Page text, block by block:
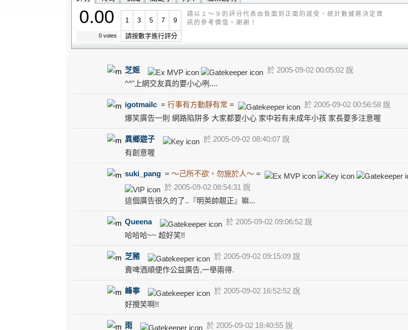
0.00
0 votes
1 3 5 7 9
請按數字進行評分
請以１～９的評分代表由負面到正面的感受，統計數據將決定資
訊的參考價值。謝謝！
芝姬
於 2005-09-02 00:05:02 說
^^"上網交友真的要小心咧....
igotmailc = 行事有方動靜有常 =
於 2005-09-02 00:56:58 說
爆笑廣告一則 網路陷阱多 大家都要小心 家中若有未成年小孩 家長要多注意喔
異鄉遊子
於 2005-09-02 08:40:07 說
有創意喔
suki_pang = ～己所不欲，勿施於人～=
於 2005-09-02 08:54:31 說
這個廣告很久的了..『明英帥靚正』嘛...
Queena
於 2005-09-02 09:06:52 說
哈哈哈~~ 超好笑!!
芝豬
於 2005-09-02 09:15:09 說
賣啤酒順便作公益廣告,一舉兩得.
峰寧
於 2005-09-02 16:52:52 說
好攪笑啊!!
雨
於 2005-09-02 18:40:55 說